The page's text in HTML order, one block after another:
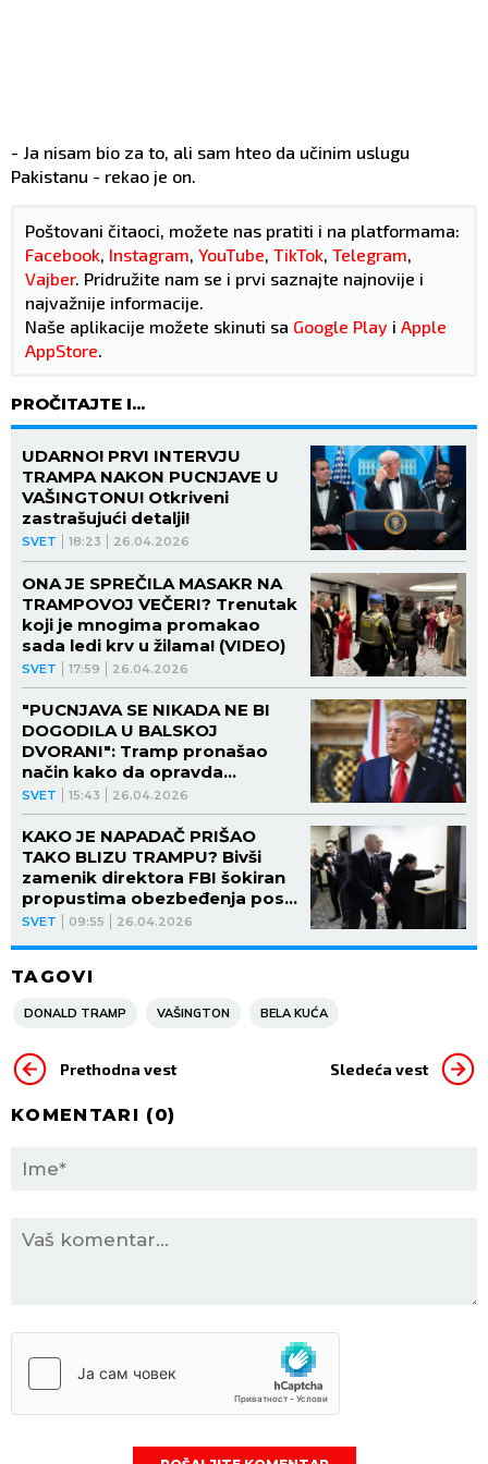
- Ja nisam bio za to, ali sam hteo da učinim uslugu
Pakistanu - rekao je on.
Poštovani čitaoci, možete nas pratiti i na platformama:
Facebook, Instagram, YouTube, TikTok, Telegram,
Vajber. Pridružite nam se i prvi saznajte najnovije i
najvažnije informacije.
Naše aplikacije možete skinuti sa Google Play i Apple
AppStore.
PROČITAJTE I...
SVET 18:23 26.04.2026
UDARNO! PRVI INTERVJU
TRAMPA NAKON PUCNJAVE U
VAŠINGTONU! Otkriveni
zastrašujući detalji!
SVET 17:59 26.04.2026
ONA JE SPREČILA MASAKR NA
TRAMPOVOJ VEČERI? Trenutak
koji je mnogima promakao
sada ledi krv u žilama! (VIDEO)
SVET 15:43 26.04.2026
"PUCNJAVA SE NIKADA NE BI
DOGODILA U BALSKOJ
DVORANI": Tramp pronašao
način kako da opravda
izgradnju novog objekta
SVET 09:55 26.04.2026
KAKO JE NAPADAČ PRIŠAO
TAKO BLIZU TRAMPU? Bivši
zamenik direktora FBI šokiran
propustima obezbeđenja posle
napada na predsednika SAD
TAGOVI
DONALD TRAMP VAŠINGTON BELA KUĆA
Prethodna vest Sledeća vest
KOMENTARI (0)